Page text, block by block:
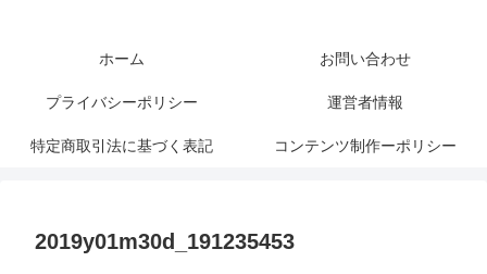
ホーム お問い合わせ
プライバシーポリシー 運営者情報
特定商取引法に基づく表記 コンテンツ制作ーポリシー
2019y01m30d_191235453